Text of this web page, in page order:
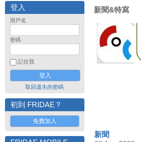
登入
用戶名
密碼
記住我
取回遺失的密碼
初到 FRIDAE？
免費加入
新聞&特寫
新聞